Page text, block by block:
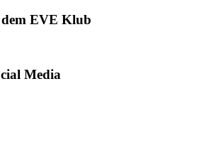
EVE Klub
Media